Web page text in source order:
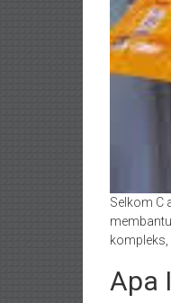
Selkom C
kompleks,
Apa